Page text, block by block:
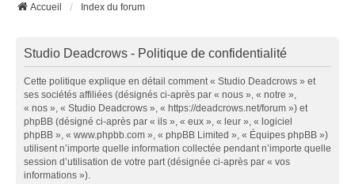
Accueil Index du forum
Studio Deadcrows - Politique de confidentialité
Cette politique explique en détail comment « Studio Deadcrows » et
ses sociétés affiliées (désignés ci-après par « nous », « notre »,
« nos », « Studio Deadcrows », « https://deadcrows.net/forum ») et
phpBB (désigné ci-après par « ils », « eux », « leur », « logiciel
phpBB », « www.phpbb.com », « phpBB Limited », « Équipes phpBB »)
utilisent n’importe quelle information collectée pendant n’importe quelle
session d’utilisation de votre part (désignée ci-après par « vos
informations »).